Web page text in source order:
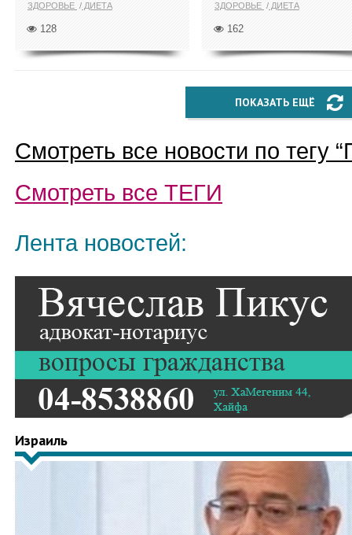
ЗДОРОВЬЕ ДИЕТА
128
ЗДОРОВЬЕ ДИЕТА
162
ПОКАЗАТЬ ЕЩЁ
Смотреть все новости по тегу “
Смотреть все ТЕГИ
Лента новостей:
Израиль